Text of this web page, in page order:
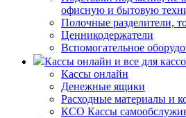
офисную и бытовую
Полочные разделители,
Ценникодержатели
Вспомогательное
Кассы онлайн и все для
Кассы онлайн
Денежные ящики
Расходные материалы и
КСО Кассы